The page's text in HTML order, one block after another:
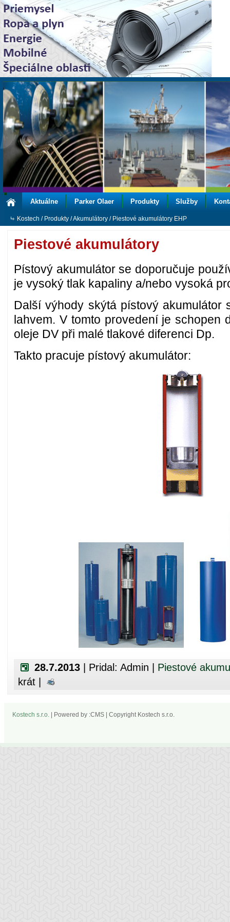
Aktuálne Parker Olaer Produkty Služby
Kostech / Produkty /Akumulátory / Piestové akumulátory EHP
Piestové akumulátory
Pístový akumulátor se doporučuje
je vysoký tlak kapaliny a/nebo vysoká
Další výhody skýtá pístový akumulátor
lahvem. V tomto provedení je schopen
oleje DV při malé tlakové diferenci Dp.
Takto pracuje pístový akumulátor:
28.7.2013 | Pridal: Admin | Piestové
krát |
Kostech s.r.o. | Powered by :CMS | Copyright Kostech s.r.o.